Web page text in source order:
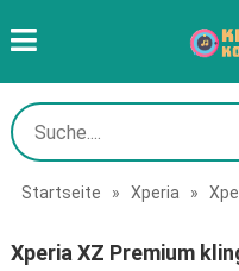
Startseite » Xperia »
Xperia XZ Premium